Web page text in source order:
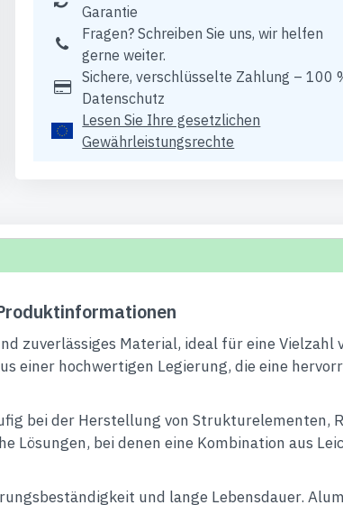
Garantie
Fragen? Schreiben Sie uns, wir helfen
gerne weiter.
Sichere, verschlüsselte Zahlung – 100
Datenschutz
Lesen Sie Ihre gesetzlichen
Gewährleistungsrechte
zuverlässiges Material, ideal für eine
einer hochwertigen Legierung, die eine
bei der Herstellung von Strukturelementen,
Lösungen, bei denen eine Kombination aus
und lange Lebensdauer.